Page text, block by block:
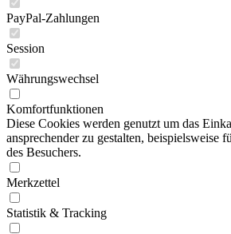
PayPal-Zahlungen
Session
Währungswechsel
Komfortfunktionen
Diese Cookies werden genutzt um das
ansprechender zu gestalten, beispielsweise
des Besuchers.
Merkzettel
Statistik & Tracking